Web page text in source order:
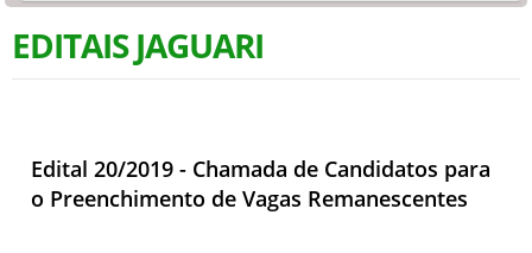
EDITAIS JAGUARI
Edital 20/2019 - Chamada de Candidatos para
o Preenchimento de Vagas Remanescentes